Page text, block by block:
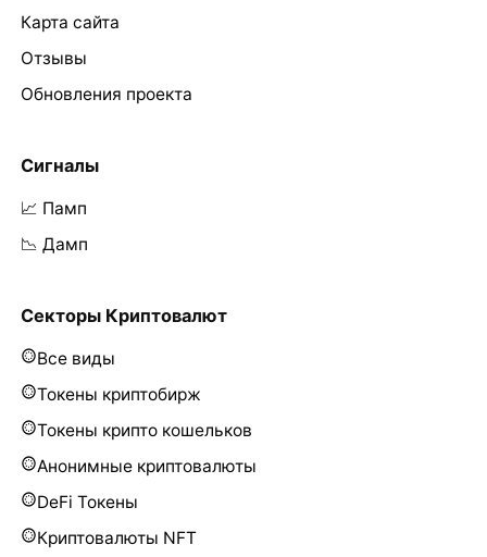
Карта сайта
Отзывы
Обновления проекта
Сигналы
📈 Памп
📉 Дамп
Секторы Криптовалют
Все виды
Токены криптобирж
Токены крипто кошельков
Анонимные криптовалюты
DeFi Токены
Криптовалюты NFT